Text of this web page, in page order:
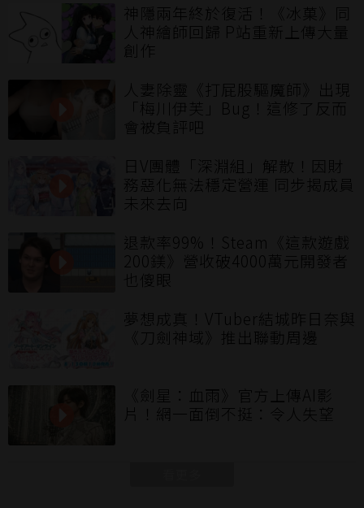
神隱兩年終於復活！《冰菓》同
人神繪師回歸 P站重新上傳大量
創作
人妻除靈《打屁股驅魔師》出現
「梅川伊芙」Bug！這修了反而
會被負評吧
日V團體「深淵組」解散！因財
務惡化無法穩定營運 同步揭成員
未來去向
退款率99%！Steam《這款遊戲
200鎂》營收破4000萬元開發者
也傻眼
夢想成真！VTuber結城昨日奈與
《刀劍神域》推出聯動周邊
《劍星：血雨》官方上傳AI影
片！網一面倒不挺：令人失望